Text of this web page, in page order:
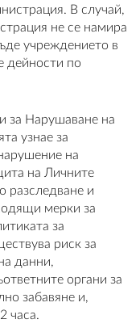
В случай,
не се намира
учреждението в
дейности по
за Нарушаване на
узнае за
на
на Личните
разследване и
мерки за
за
риск за
данни,
органи за
забавяне и,
часа.